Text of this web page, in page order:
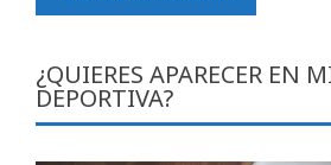
¿QUIERES APARECER EN
DEPORTIVA?